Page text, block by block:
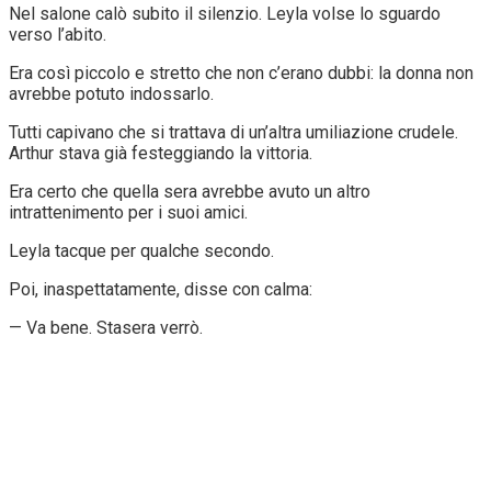
Nel salone calò subito il silenzio. Leyla volse lo sguardo
verso l’abito.
Era così piccolo e stretto che non c’erano dubbi: la donna non
avrebbe potuto indossarlo.
Tutti capivano che si trattava di un’altra umiliazione crudele.
Arthur stava già festeggiando la vittoria.
Era certo che quella sera avrebbe avuto un altro
intrattenimento per i suoi amici.
Leyla tacque per qualche secondo.
Poi, inaspettatamente, disse con calma:
— Va bene. Stasera verrò.